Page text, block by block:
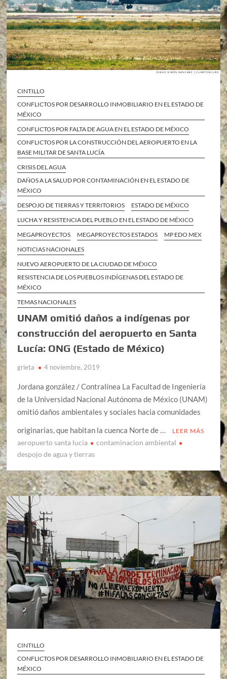
CINTILLO
CONFLICTOS POR DESARROLLO INMOBILIARIO EN EL ESTADO DE
MÉXICO
CONFLICTOS POR FALTA DE AGUA EN EL ESTADO DE MÉXICO
CONFLICTOS POR LA CONSTRUCCIÓN DEL AEROPUERTO EN LA
BASE MILITAR DE SANTA LUCÍA
CRISIS DEL AGUA
DAÑOS A LA SALUD POR CONTAMINACIÓN EN EL ESTADO DE
MÉXICO
DESPOJO DE TIERRAS Y TERRITORIOS
ESTADO DE MÉXICO
LUCHA Y RESISTENCIA DEL PUEBLO EN EL ESTADO DE MÉXICO
MEGAPROYECTOS
MEGAPROYECTOS ESTADOS
MP EDO MEX
NOTICIAS NACIONALES
NUEVO AEROPUERTO DE LA CIUDAD DE MÉXICO
RESISTENCIA DE LOS PUEBLOS INDÍGENAS DEL ESTADO DE
MÉXICO
TEMAS NACIONALES
UNAM omitió daños a indígenas por
construcción del aeropuerto en Santa
Lucía: ONG (Estado de México)
grieta 4 noviembre, 2019
Jordana gonzález / Contralínea La Facultad de Ingeniería
de la Universidad Nacional Autónoma de México (UNAM)
omitió daños ambientales y sociales hacia comunidades
originarias, que habitan la cuenca Norte de …
LEER MÁS
aeropuerto santa lucia
contaminacion ambiental
despojo de agua y tierras
CINTILLO
CONFLICTOS POR DESARROLLO INMOBILIARIO EN EL ESTADO DE
MÉXICO